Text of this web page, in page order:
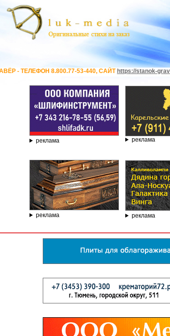
53-440, САЙТhttps://stanok-graver.ru-
реклама реклама
реклама реклама